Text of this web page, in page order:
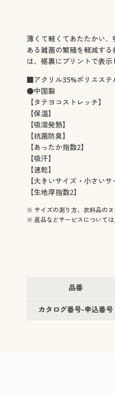
薄くて軽くてあたたかい
ある雑菌の繁殖を軽減す
は、裾裏にプリントで表示
■アクリル35%ポリエステ
●中国製
【タテヨコストレッチ】
【保温】
【吸湿発熱】
【抗菌防臭】
【あったか指数2】
【吸汗】
【速乾】
【大きいサイズ・小さい
【生地厚指数2】
※ サイズの測り方、衣料品の
※ 返品などサービスについては
品番
カタログ番号-申込番号